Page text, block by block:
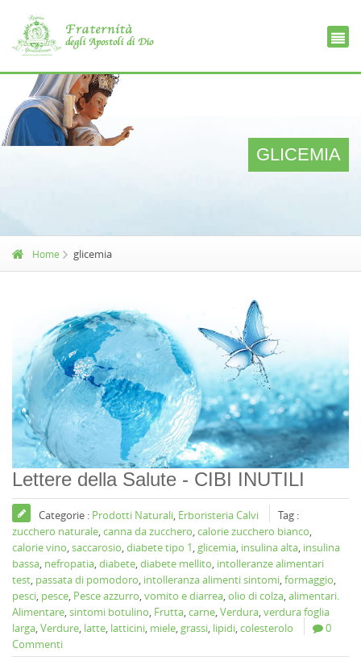
GLICEMIA
Home glicemia
Lettere della Salute - CIBI INUTILI
Categorie : Prodotti Naturali, Erboristeria Calvi
Tag :
zucchero naturale,canna da zucchero,calorie zucchero bianco,
calorie vino,saccarosio,diabete tipo 1, glicemia, insulina alta, insulina
bassa, nefropatia,diabete,diabete mellito, intolleranze alimentari
test, passata di pomodoro, intolleranza alimenti sintomi,formaggio,
pesci, pesce, Pesce azzurro,vomito e diarrea,olio di colza,alimentari.
Alimentare,sintomi botulino, Frutta,carne,Verdura,verdura foglia
larga,Verdure, latte, latticini, miele, grassi, lipidi,colesterolo
0
Commenti